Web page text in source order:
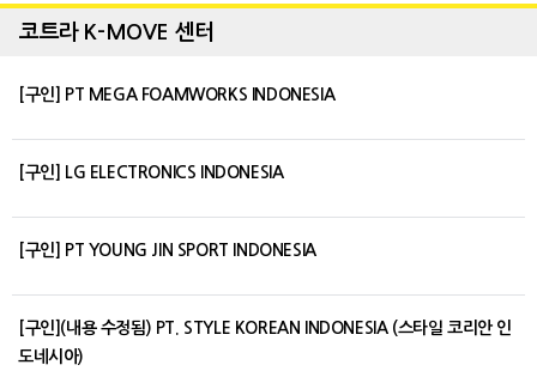
코트라 K-MOVE 센터
[구인] PT MEGA FOAMWORKS INDONESIA
[구인] LG ELECTRONICS INDONESIA
[구인] PT YOUNG JIN SPORT INDONESIA
[구인](내용 수정됨) PT. STYLE KOREAN INDONESIA (스타일 코리안 인
도네시아)